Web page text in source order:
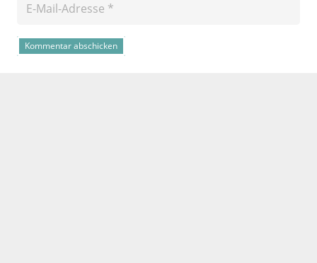
Kommentar abschicken